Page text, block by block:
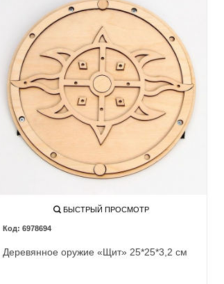
БЫСТРЫЙ ПРОСМОТР
6978694
Деревянное оружие «Щит» 25*25*3,2 см